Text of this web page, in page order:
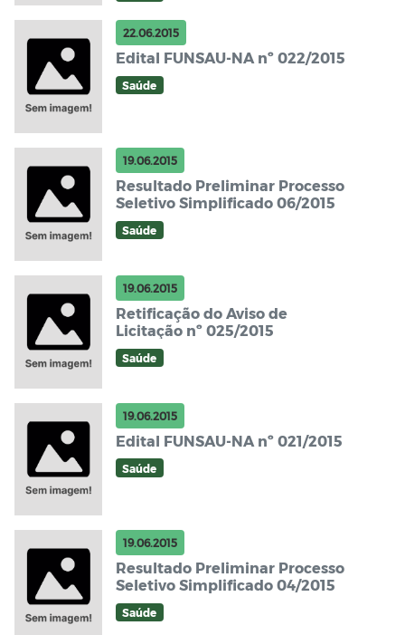
22.06.2015
Edital FUNSAU-NA nº 022/2015
Saúde
19.06.2015
Resultado Preliminar Processo
Seletivo Simplificado 06/2015
Saúde
19.06.2015
Retificação do Aviso de
Licitação nº 025/2015
Saúde
19.06.2015
Edital FUNSAU-NA nº 021/2015
Saúde
19.06.2015
Resultado Preliminar Processo
Seletivo Simplificado 04/2015
Saúde